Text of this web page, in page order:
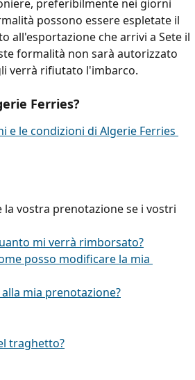
preferibilmente nei giorni
possono essere espletate il
all'esportazione che arrivi a Sete il
formalità non sarà autorizzato
verrà rifiutato l'imbarco.
Ferries?
e le condizioni di Algerie Ferries
vostra prenotazione se i vostri
mi verrà rimborsato?
posso modificare la mia
mia prenotazione?
traghetto?